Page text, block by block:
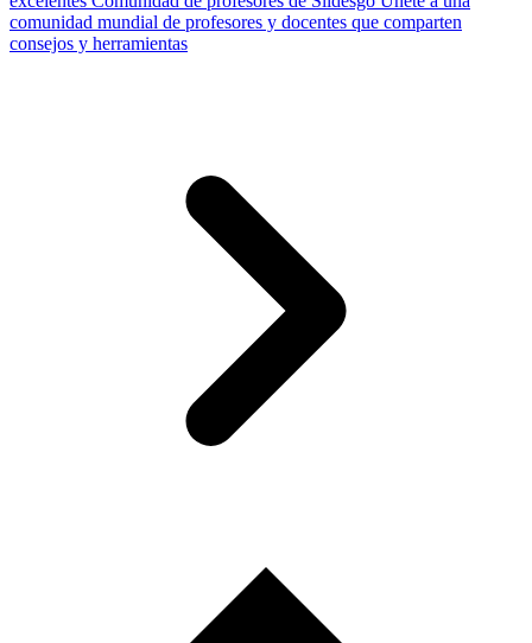
comunidad mundial de profesores y docentes que comparten
consejos y herramientas